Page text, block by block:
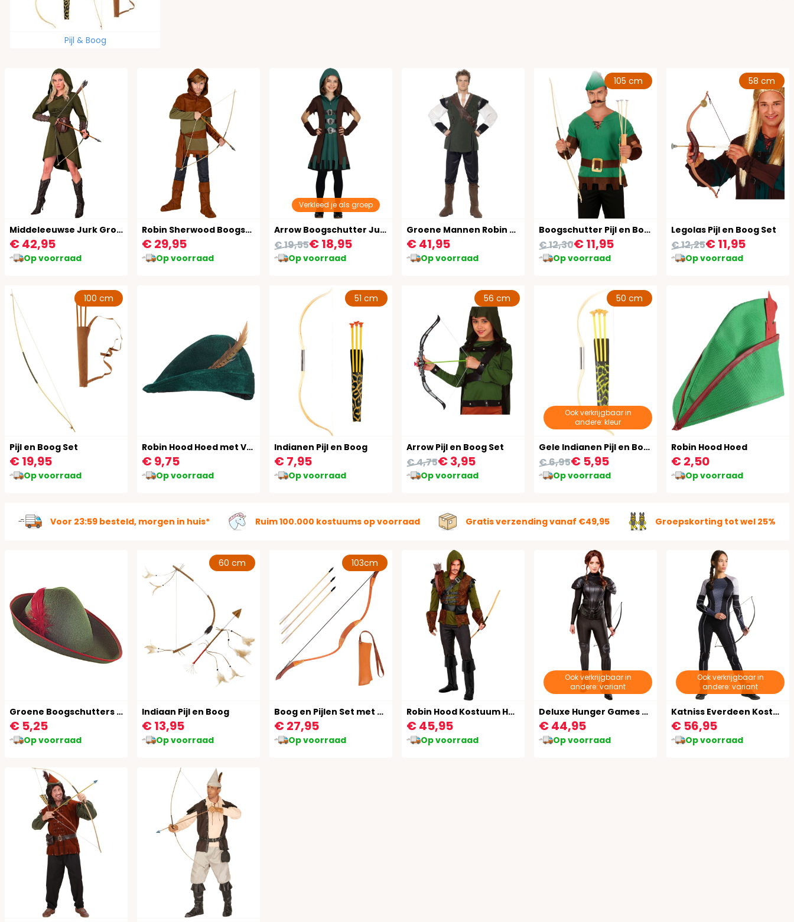
Pijl & Boog
Middeleeuwse Jurk Groen Dames
€ 42,95
Op voorraad
Robin Sherwood Boogschutter Kostuum Kind
€ 29,95
Op voorraad
Verkleed je als groep
Arrow Boogschutter Jurk Kind
€ 18,95
€ 19,55
Op voorraad
Groene Mannen Robin Hoofd Pak
€ 41,95
Op voorraad
105 cm
Boogschutter Pijl en Boog met Veer
€ 11,95
€ 12,30
Op voorraad
58 cm
Legolas Pijl en Boog Set
€ 11,95
€ 12,25
Op voorraad
100 cm
Pijl en Boog Set
€ 19,95
Op voorraad
Robin Hood Hoed met Veer
€ 9,75
Op voorraad
51 cm
Indianen Pijl en Boog
€ 7,95
Op voorraad
56 cm
Arrow Pijl en Boog Set
€ 3,95
€ 4,75
Op voorraad
Ook verkrijgbaar in
andere: kleur
50 cm
Gele Indianen Pijl en Boog Set
€ 5,95
€ 6,95
Op voorraad
Robin Hood Hoed
€ 2,50
Op voorraad
Voor 23:59 besteld, morgen in huis* Ruim 100.000 kostuums op voorraad Gratis verzending vanaf €49,95 Groepskorting tot wel 25%
Groene Boogschutters Hoed
€ 5,25
Op voorraad
60 cm
Indiaan Pijl en Boog
€ 13,95
Op voorraad
103cm
Boog en Pijlen Set met Koker Oranje
€ 27,95
Op voorraad
Robin Hood Kostuum Heren
€ 45,95
Op voorraad
Ook verkrijgbaar in
andere: variant
Deluxe Hunger Games Katniss Kostuum Dames
€ 44,95
Op voorraad
Ook verkrijgbaar in
andere: variant
Katniss Everdeen Kostuum Dames Hunger Games
€ 56,95
Op voorraad